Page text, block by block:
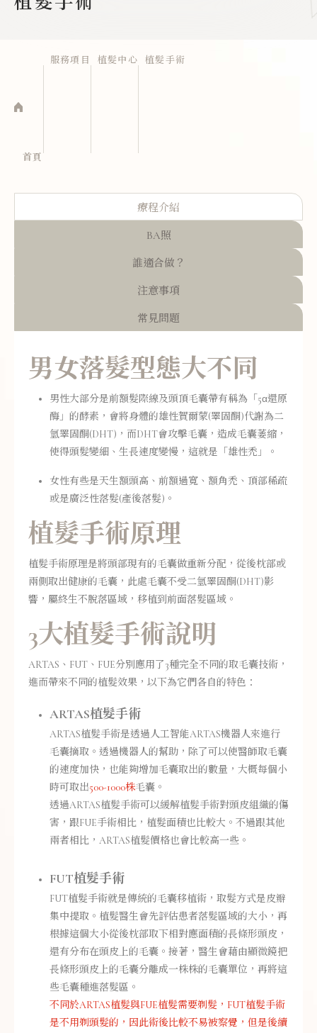
首頁
服務項目 植髮中心 植髮手術
療程介紹
BA照
誰適合做？
注意事項
常見問題
男女落髮型態大不同
男性大部分是前額髮際線及頭頂毛囊帶有稱為「 5α還原
酶」的酵素，會將身體的雄性賀爾蒙(睪固酮)代謝為二
氫睪固酮(DHT)，而DHT會攻擊毛囊，造成毛囊萎縮，
使得頭髮變細、生長速度變慢，這就是「雄性禿」。
女性有些是天生額頭高、前額過寬、額角禿、頂部稀疏
或是廣泛性落髮(產後落髮)。
植髮手術原理
植髮手術原理是將頭部現有的毛囊做重新分配，從後枕部或
兩側取出健康的毛囊，此處毛囊不受二氫睪固酮(DHT)影
響，屬終生不脫落區域，移植到前面落髮區域。
3大植髮手術說明
ARTAS、FUT、FUE分別應用了3種完全不同的取毛囊技術，
進而帶來不同的植髮效果，以下為它們各自的特色：
ARTAS植髮手術
ARTAS植髮手術是透過人工智能ARTAS機器人來進行
毛囊摘取。透過機器人的幫助，除了可以使醫師取毛囊
的速度加快，也能夠增加毛囊取出的數量，大概每個小
時可取出500-1000株毛囊。
透過ARTAS植髮手術可以緩解植髮手術對頭皮組織的傷
害，跟FUE手術相比，植髮面積也比較大。不過跟其他
兩者相比，ARTAS植髮價格也會比較高一些。
FUT植髮手術
FUT植髮手術就是傳統的毛囊移植術，取髮方式是皮瓣
集中提取。植髮醫生會先評估患者落髮區域的大小，再
根據這個大小從後枕部取下相對應面積的長條形頭皮，
還有分布在頭皮上的毛囊。接著，醫生會藉由顯微鏡把
長條形頭皮上的毛囊分離成一株株的毛囊單位，再將這
些毛囊種進落髮區。
不同於ARTAS植髮與FUE植髮需要剃髮，FUT植髮手術
是不用剃頭髮的，因此術後比較不易被察覺，但是後續